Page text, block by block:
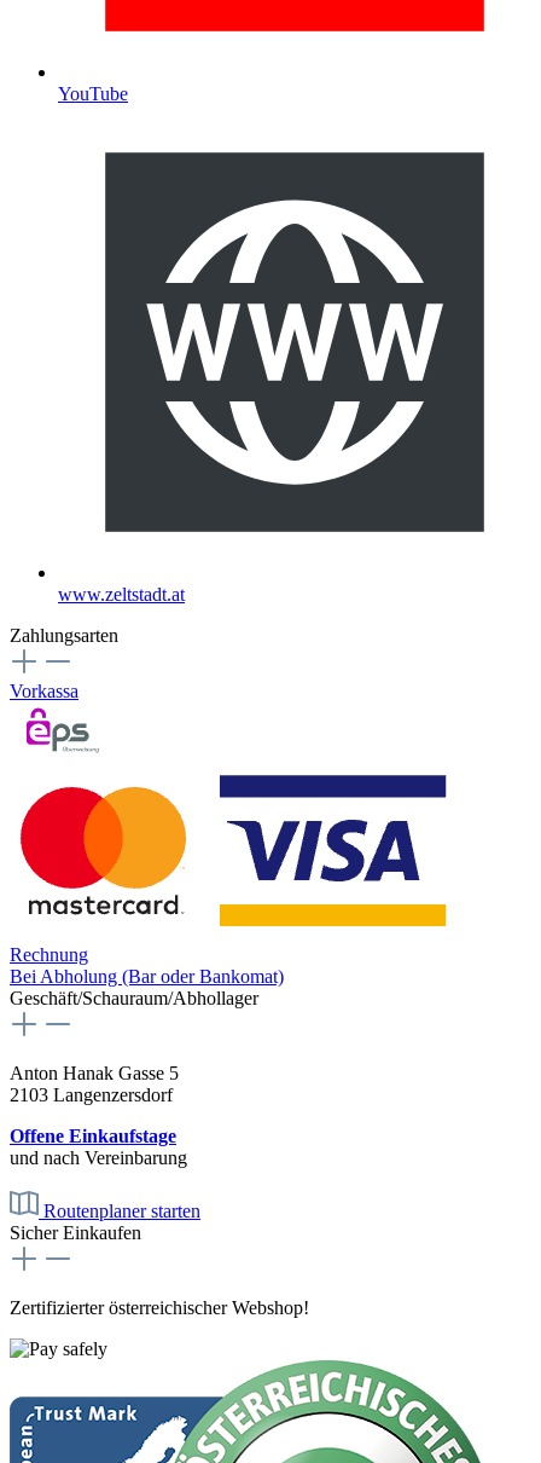
YouTube
www.zeltstadt.at
Zahlungsarten
Vorkassa
Rechnung
Bei Abholung (Bar oder Bankomat)
Geschäft/Schauraum/Abhollager
Anton Hanak Gasse 5
2103 Langenzersdorf
Offene Einkaufstage
und nach Vereinbarung
Routenplaner starten
Sicher Einkaufen
Zertifizierter österreichischer Webshop!